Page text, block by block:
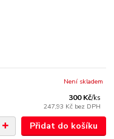
300 Kč/ks
247,93 Kč bez DPH
Není skladem
Přidat do košíku